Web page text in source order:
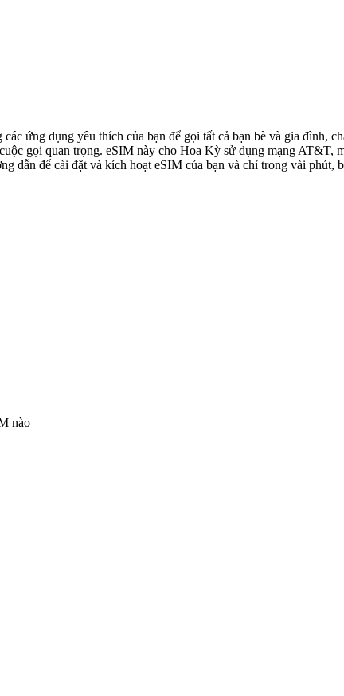
ứng dụng yêu thích của bạn để gọi tất cả bạn bè và gia đình,
gọi quan trọng. eSIM này cho Hoa Kỳ sử dụng mạng AT&T,
dẫn để cài đặt và kích hoạt eSIM của bạn và chỉ trong vài
nào